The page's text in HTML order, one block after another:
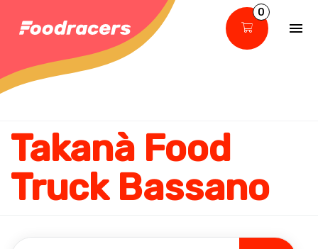
0
Takanà Food
Truck Bassano